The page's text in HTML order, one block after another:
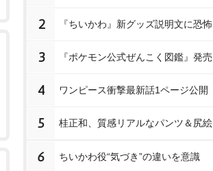
2 『ちいかわ』新グッズ説明文に恐怖
3 『ポケモン公式ぜんこく図鑑』発売
4 ワンピース衝撃最新話1ページ公開
5 桂正和、質感リアルなパンツ＆尻絵
6 ちいかわ役“気づき”の違いを意識